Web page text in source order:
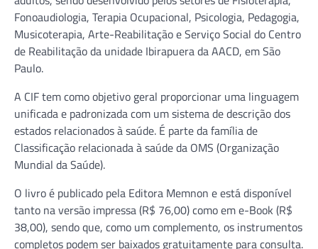
Fonoaudiologia, Terapia Ocupacional, Psicologia, Pedagogia,
Musicoterapia, Arte-Reabilitação e Serviço Social do Centro
de Reabilitação da unidade Ibirapuera da AACD, em São
Paulo.
A CIF tem como objetivo geral proporcionar uma linguagem
unificada e padronizada com um sistema de descrição dos
estados relacionados à saúde. É parte da família de
Classificação relacionada à saúde da OMS (Organização
Mundial da Saúde).
O livro é publicado pela Editora Memnon e está disponível
tanto na versão impressa (R$ 76,00) como em e-Book (R$
38,00), sendo que, como um complemento, os instrumentos
completos podem ser baixados gratuitamente para consulta.